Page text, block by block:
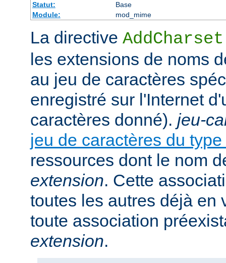
Statut:
Base
Module:
mod_mime
La directive AddCharset
les extensions de noms
au jeu de caractères
enregistré sur l'Internet
caractères donné). jeu-
jeu de caractères du
ressources dont le nom
extension. Cette
toutes les autres déjà en
toute association
extension.